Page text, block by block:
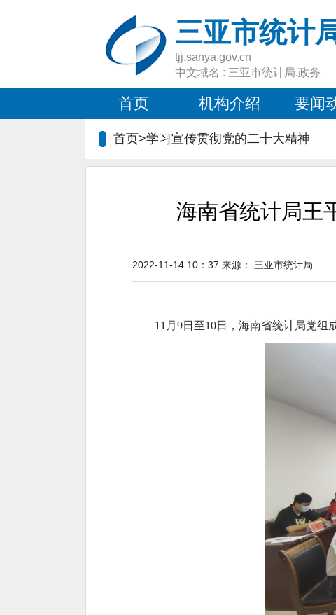
三亚市统计
tjj.sanya.gov.cn
中文域名 : 三亚市统计局.政务
首页 机构介绍 要闻
首页>学习宣传贯彻党的二十大精神
海南省统计局王
2022-11-14 10：37 来源： 三亚市统计局
11月9日至10日，海南省统计局党组